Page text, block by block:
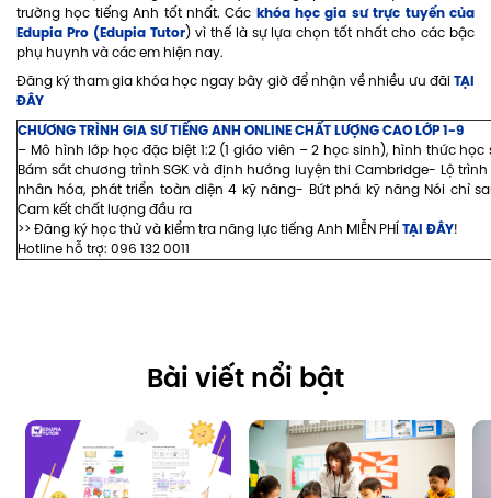
trường học tiếng Anh tốt nhất. Các khóa học gia sư trực tuyến của
Edupia Pro (Edupia Tutor) vì thế là sự lựa chọn tốt nhất cho các bậc
phụ huynh và các em hiện nay.
Đăng ký tham gia khóa học ngay bây giờ để nhận về nhiều ưu đãiTẠI
ĐÂY
CHƯƠNG TRÌNH GIA SƯ TIẾNG ANH ONLINE CHẤT LƯỢNG CAO LỚP 1-9
– Mô hình lớp học đặc biệt 1:2 (1 giáo viên – 2 học sinh), hình thức
Bám sát chương trình SGK và định hướng luyện thi Cambridge- Lộ
nhân hóa, phát triển toàn diện 4 kỹ năng- Bứt phá kỹ năng Nói chỉ
Cam kết chất lượng đầu ra
>> Đăng ký học thử và kiểm tra năng lực tiếng Anh MIỄN PHÍTẠI ĐÂY!
Hotline hỗ trợ: 096 132 0011
Bài viết nổi bật